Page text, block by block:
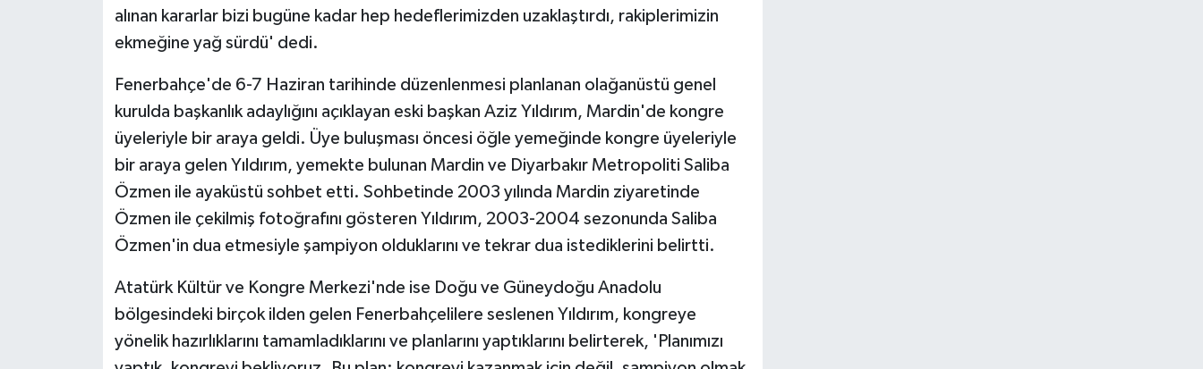
alınan kararlar bizi bugüne kadar hep hedeflerimizden uzaklaştırdı, rakiplerimizin
ekmeğine yağ sürdü' dedi.
Fenerbahçe'de 6-7 Haziran tarihinde düzenlenmesi planlanan olağanüstü genel
kurulda başkanlık adaylığını açıklayan eski başkan Aziz Yıldırım, Mardin'de kongre
üyeleriyle bir araya geldi. Üye buluşması öncesi öğle yemeğinde kongre üyeleriyle
bir araya gelen Yıldırım, yemekte bulunan Mardin ve Diyarbakır Metropoliti Saliba
Özmen ile ayaküstü sohbet etti. Sohbetinde 2003 yılında Mardin ziyaretinde
Özmen ile çekilmiş fotoğrafını gösteren Yıldırım, 2003-2004 sezonunda Saliba
Özmen'in dua etmesiyle şampiyon olduklarını ve tekrar dua istediklerini belirtti.
Atatürk Kültür ve Kongre Merkezi'nde ise Doğu ve Güneydoğu Anadolu
bölgesindeki birçok ilden gelen Fenerbahçelilere seslenen Yıldırım, kongreye
yönelik hazırlıklarını tamamladıklarını ve planlarını yaptıklarını belirterek, 'Planımızı
AboneHaber Özel